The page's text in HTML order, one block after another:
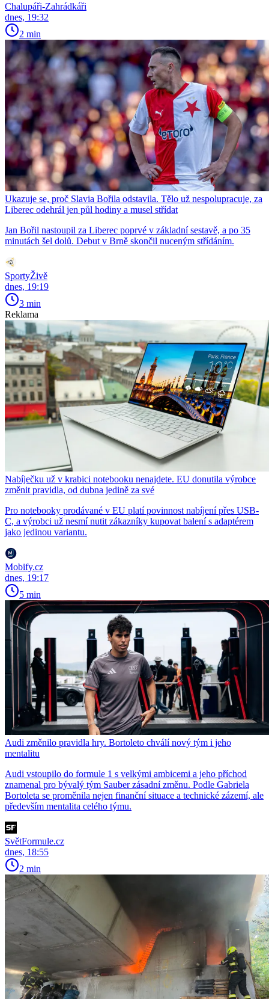
Chalupáři-Zahrádkáři
dnes, 19:32
2 min
Ukazuje se, proč Slavia Bořila odstavila. Tělo už nespolupracuje, za
Liberec odehrál jen půl hodiny a musel střídat
Jan Bořil nastoupil za Liberec poprvé v základní sestavě, a po 35
minutách šel dolů. Debut v Brně skončil nuceným střídáním.
SportyŽivě
dnes, 19:19
3 min
Reklama
Nabíječku už v krabici notebooku nenajdete. EU donutila výrobce
změnit pravidla, od dubna jedině za své
Pro notebooky prodávané v EU platí povinnost nabíjení přes USB-
C, a výrobci už nesmí nutit zákazníky kupovat balení s adaptérem
jako jedinou variantu.
Mobify.cz
dnes, 19:17
5 min
Audi změnilo pravidla hry. Bortoleto chválí nový tým i jeho
mentalitu
Audi vstoupilo do formule 1 s velkými ambicemi a jeho příchod
znamenal pro bývalý tým Sauber zásadní změnu. Podle Gabriela
Bortoleta se proměnila nejen finanční situace a technické zázemí, ale
především mentalita celého týmu.
SvětFormule.cz
dnes, 18:55
2 min